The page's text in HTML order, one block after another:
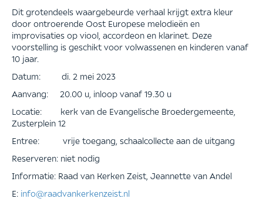
Dit grotendeels waargebeurde verhaal krijgt extra kleur
door ontroerende Oost Europese melodieën en
improvisaties op viool, accordeon en klarinet. Deze
voorstelling is geschikt voor volwassenen en kinderen vanaf
10 jaar.
Datum: di. 2 mei 2023
Aanvang: 20.00 u, inloop vanaf 19.30 u
Locatie: kerk van de Evangelische Broedergemeente,
Zusterplein 12
Entree: vrije toegang, schaalcollecte aan de uitgang
Reserveren: niet nodig
Informatie: Raad van Kerken Zeist, Jeannette van Andel
E: info@raadvankerkenzeist.nl